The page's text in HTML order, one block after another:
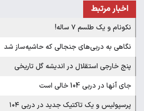
اخبار مرتبط
نکونام و یک طلسم ۷ ساله!
نگاهی به دربی‌های جنجالی که حاشیه‌ساز شد
پنج خارجی استقلال در اندیشه گل تاریخی
جای آنها در دربی 104 خالی است
پرسپولیس و یک تاکتیک جدید در دربی ۱۰۴